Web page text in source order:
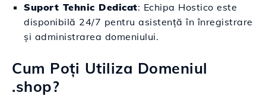
Suport Tehnic Dedicat: Echipa Hostico este
disponibilă 24/7 pentru asistență în înregistrare
și administrarea domeniului.
Cum Poți Utiliza Domeniul
.shop?